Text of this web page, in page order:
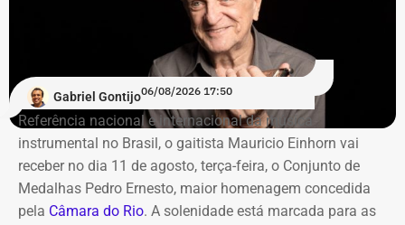
De acordo com o relatório de auditoria do TCE-RJ, os R$
59,6 milhões alocados no Banco Master entre junho e
julho de 2024 representavam mais de 20% de toda a
carteira de investimentos do Itaprevi. A equipe técnica do
Tribunal classificou o processo decisório como
“negligente e temerário”.
Entre os principais pontos apontados pela auditoria
estão:
Gabriel Gontijo06/08/2026 17:50
Referência nacional e internacional da música
instrumental no Brasil, o gaitista Mauricio Einhorn vai
receber no dia 11 de agosto, terça-feira, o Conjunto de
Medalhas Pedro Ernesto, maior homenagem concedida
pela Câmara do Rio. A solenidade está marcada para as